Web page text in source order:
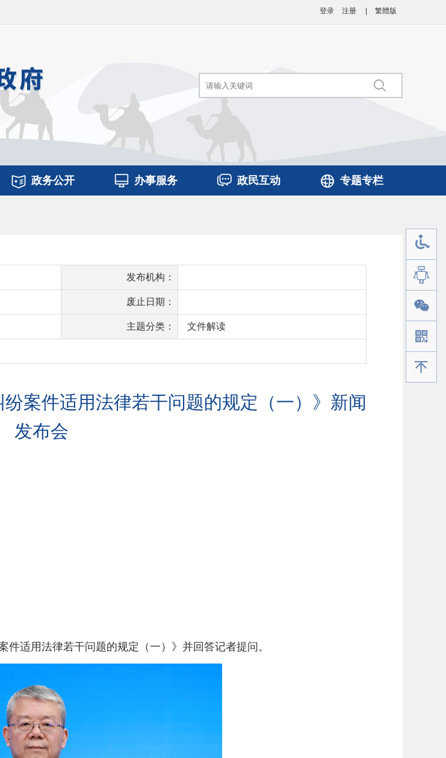
登录 注册 繁體版
政务公开 办事服务 政民互动 专题专栏
发布机构：
废止日期：
主题分类： 文件解读
案件适用法律若干问题的规定（一）》新闻
发布会
适用法律若干问题的规定（一）》并回答记者提问。
手机版